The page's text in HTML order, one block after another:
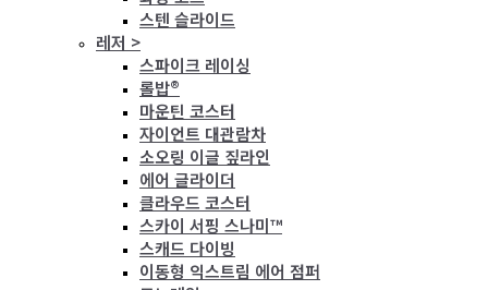
스텐 슬라이드
레저 >
스파이크 레이싱
롤밥®
마운틴 코스터
자이언트 대관람차
소오링 이글 짚라인
에어 글라이더
클라우드 코스터
스카이 서핑 스나미™
스캐드 다이빙
이동형 익스트림 에어 점퍼